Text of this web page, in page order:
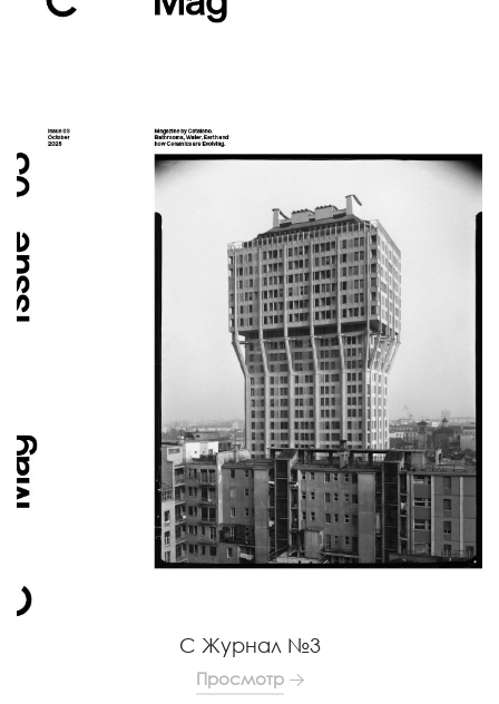
С Журнал №3
Просмотр